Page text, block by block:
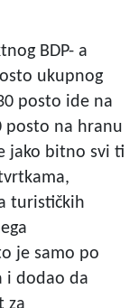
BDP- a
ukupnog
posto ide na
posto na hranu
jako bitno svi ti
turističkih
je samo po
i dodao da
za